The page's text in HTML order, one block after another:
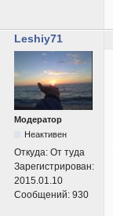
Leshiy71
Модератор
Неактивен
Откуда: От туда
Зарегистрирован:
2015.01.10
Сообщений: 930